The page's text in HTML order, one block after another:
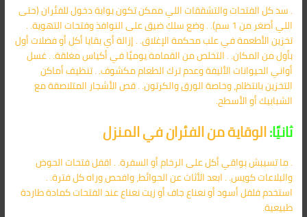
. سد كل الفتحات والتشققات اللي ممكن تكون بوابة دخول للفئران (حتى
اللي أصغر من 1 سم). . وضع سلك ضيق على النوافذ وفتحات التهوية. .
تخزين الأطعمة في علب محكمة الإغلاق. . إزالة أي بقايا أكل أو فضلات أول
بأول من المكان. . التخلص من القمامة يوميًا في أكياس مغلقة. . غسل
أواني الحيوانات الأليفة وعدم ترك الطعام مكشوف. . تنظيف أماكن
التخزين بانتظام، وخاصة الورق والكرتون. . قص الأشجار المتلاصقة مع
الشبابيك أو الأسطح.
ثانيًا:الوقاية من الفئران في المنزل
. ما تسيبش بواقي أكل على الرخام أو السفرة. . اقفل فتحات الحوض
والبلاعات كويس. . ابعد الأثاث عن الحوائط، وافحص وراه كل فترة. .
استخدم فلفل أسود أو نعناع جاف أو زيت نعناع عند الفتحات كمادة طاردة
طبيعية.